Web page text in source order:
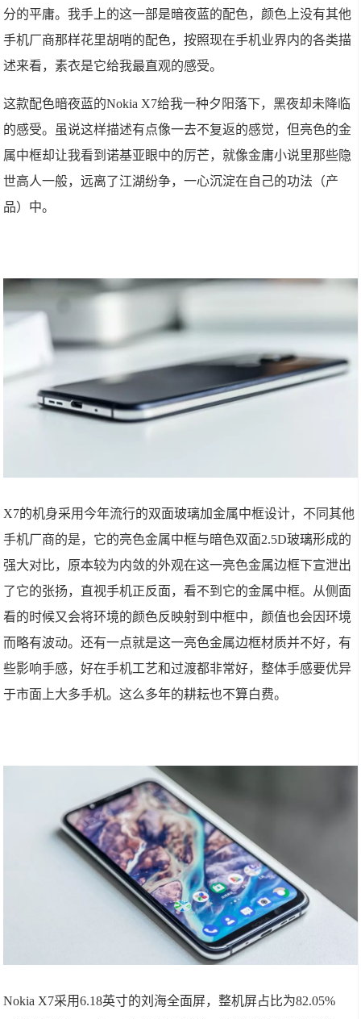
分的平庸。我手上的这一部是暗夜蓝的配色，颜色上没有其他
手机厂商那样花里胡哨的配色，按照现在手机业界内的各类描
述来看，素衣是它给我最直观的感受。
这款配色暗夜蓝的Nokia X7给我一种夕阳落下，黑夜却未降临
的感受。虽说这样描述有点像一去不复返的感觉，但亮色的金
属中框却让我看到诺基亚眼中的厉芒，就像金庸小说里那些隐
世高人一般，远离了江湖纷争，一心沉淀在自己的功法（产
品）中。
X7的机身采用今年流行的双面玻璃加金属中框设计，不同其他
手机厂商的是，它的亮色金属中框与暗色双面2.5D玻璃形成的
强大对比，原本较为内敛的外观在这一亮色金属边框下宣泄出
了它的张扬，直视手机正反面，看不到它的金属中框。从侧面
看的时候又会将环境的颜色反映射到中框中，颜值也会因环境
而略有波动。还有一点就是这一亮色金属边框材质并不好，有
些影响手感，好在手机工艺和过渡都非常好，整体手感要优异
于市面上大多手机。这么多年的耕耘也不算白费。
Nokia X7采用6.18英寸的刘海全面屏，整机屏占比为82.05%